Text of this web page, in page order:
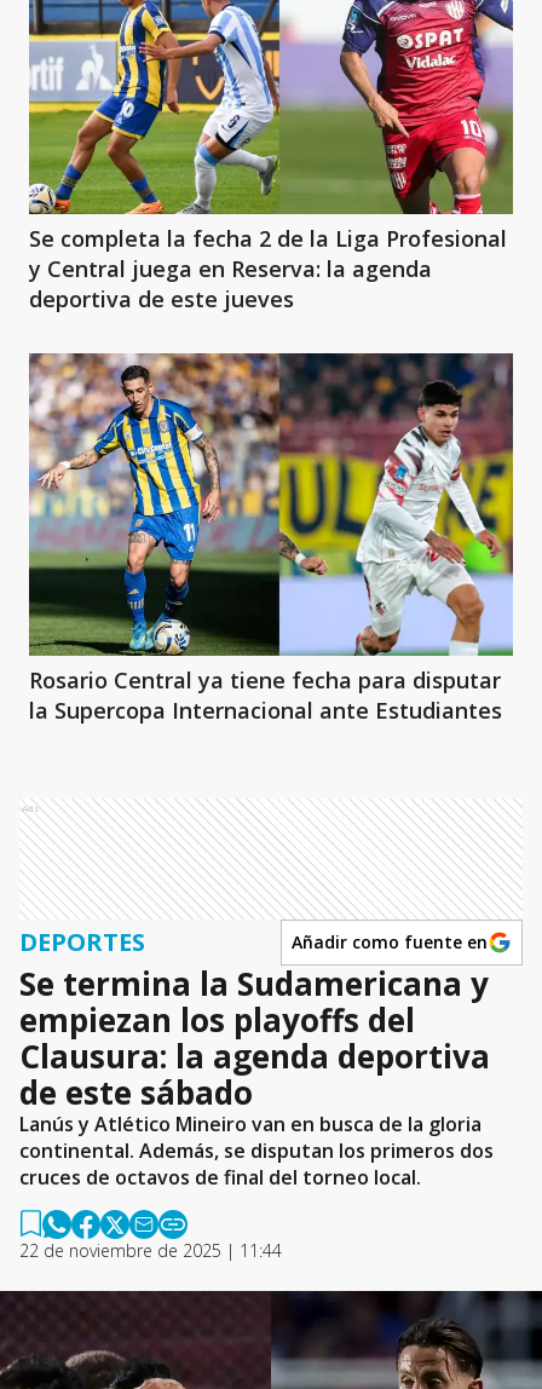
Se completa la fecha 2 de la Liga Profesional
y Central juega en Reserva: la agenda
deportiva de este jueves
Rosario Central ya tiene fecha para disputar
la Supercopa Internacional ante Estudiantes
Ads
DEPORTES Añadir como fuente en
Se termina la Sudamericana y
empiezan los playoffs del
Clausura: la agenda deportiva
de este sábado
Lanús y Atlético Mineiro van en busca de la gloria
continental. Además, se disputan los primeros dos
cruces de octavos de final del torneo local.
22 de noviembre de 2025 | 11:44